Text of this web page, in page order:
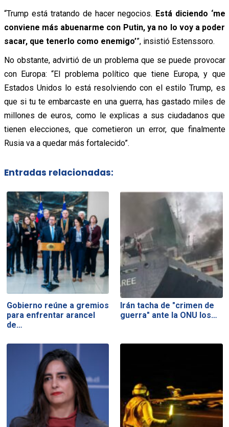
“Trump está tratando de hacer negocios. Está diciendo ‘me
conviene más abuenarme con Putin, ya no lo voy a poder
sacar, que tenerlo como enemigo’”, insistió Estenssoro.
No obstante, advirtió de un problema que se puede provocar
con Europa: “El problema político que tiene Europa, y que
Estados Unidos lo está resolviendo con el estilo Trump, es
que si tu te embarcaste en una guerra, has gastado miles de
millones de euros, como le explicas a sus ciudadanos que
tienen elecciones, que cometieron un error, que finalmente
Rusia va a quedar más fortalecido”.
Entradas relacionadas:
Gobierno reúne a gremios
para enfrentar arancel
de…
Irán tacha de "crimen de
guerra" ante la ONU los…